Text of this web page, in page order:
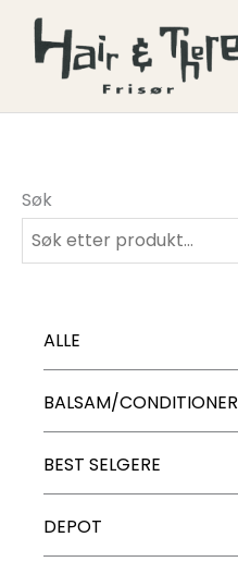
Hopp
innholdet
Søk
ALLE
BALSAM/CONDITIONER
BEST SELGERE
DEPOT